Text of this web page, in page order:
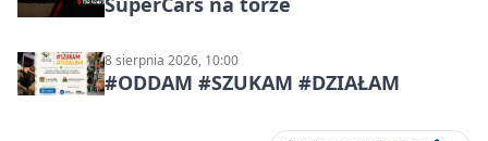
8 sierpnia 2026, 10:00
#ODDAM #SZUKAM #DZIAŁAM